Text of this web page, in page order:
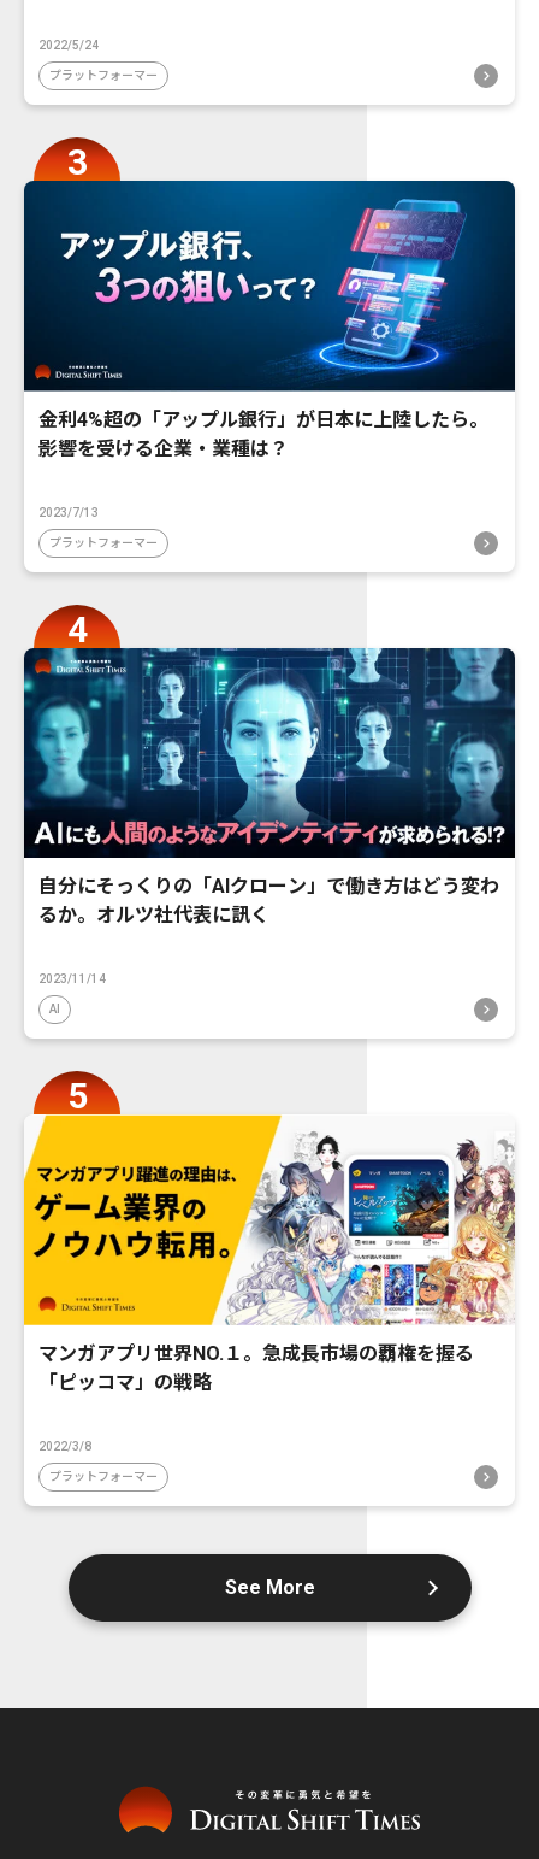
2022/5/24
プラットフォーマー
金利4%超の「アップル銀行」が日本に上陸したら。
影響を受ける企業・業種は？
2023/7/13
プラットフォーマー
自分にそっくりの「AIクローン」で働き方はどう変わ
るか。オルツ社代表に訊く
2023/11/14
AI
マンガアプリ世界NO.１。急成長市場の覇権を握る
「ピッコマ」の戦略
2022/3/8
プラットフォーマー
See More